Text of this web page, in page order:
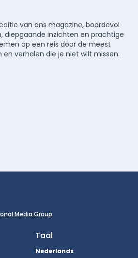
van ons magazine, boordevol
diepgaande inzichten en prachtige
op een reis door de meest
verhalen die je niet wilt missen.
Media Group
Taal
Nederlands